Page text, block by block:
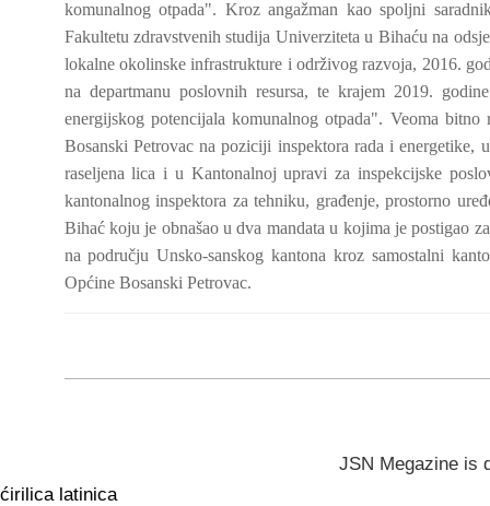
komunalnog otpada". Kroz angažman kao spoljni
Fakultetu zdravstvenih studija Univerziteta u Bihaću na
lokalne okolinske infrastrukture i održivog razvoja, 2016.
na departmanu poslovnih resursa, te krajem 2019.
energijskog potencijala komunalnog otpada". Veoma
Bosanski Petrovac na poziciji inspektora rada i
raseljena lica i u Kantonalnoj upravi za inspekcijske
kantonalnog inspektora za tehniku, građenje, prostorno
Bihać koju je obnašao u dva mandata u kojima je postigao
na području Unsko-sanskog kantona kroz samostalni
Općine Bosanski Petrovac.
JSN Megazine is
ćirilica latinica